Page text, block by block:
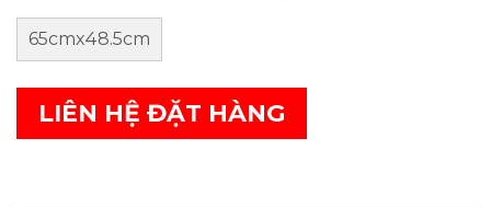
65cmx48.5cm
LIÊN HỆ ĐẶT HÀNG